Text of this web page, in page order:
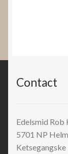
Contact
Edelsmid Rob
5701 NP
Ketsegangske